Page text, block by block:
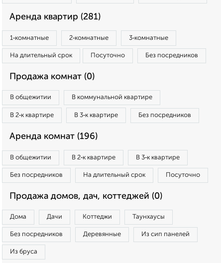
Аренда квартир (281)
1‑комнатные 2‑комнатные 3‑комнатные
На длительный срок Посуточно Без посредников
Продажа комнат (0)
В общежитии В коммунальной квартире
В 2‑к квартире В 3‑к квартире Без посредников
Аренда комнат (196)
В общежитии В 2‑к квартире В 3‑к квартире
Без посредников На длительный срок Посуточно
Продажа домов, дач, коттеджей (0)
Дома Дачи Коттеджи Таунхаусы
Без посредников Деревянные Из сип панелей
Из бруса